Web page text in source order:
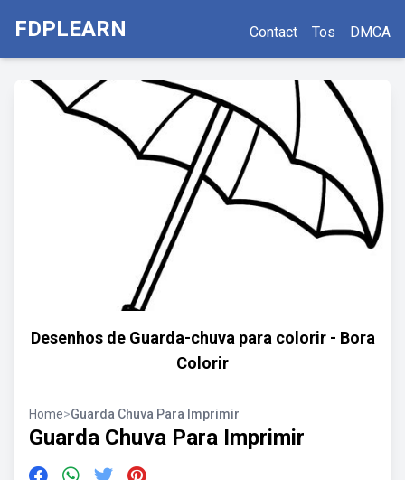
FDPLEARN Contact Tos DMCA
Desenhos de Guarda-chuva para colorir - Bora
Colorir
Home>Guarda Chuva Para Imprimir
Guarda Chuva Para Imprimir